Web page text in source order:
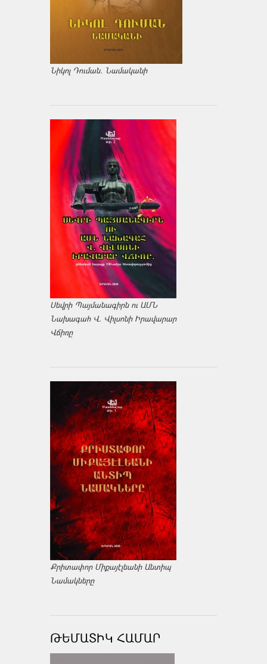
Նիկոլ Դուման. Նամականի
Սեվրի Պայմանագիրն ու ԱՄՆ
Նախագահ Վ. Վիլսոնի Իրավարար
Վճիռը
Քրիտափոր Միքայէլեանի Անտիպ
Նամակները
ԹԵՄԱՏԻԿ ՀԱՄԱՐ